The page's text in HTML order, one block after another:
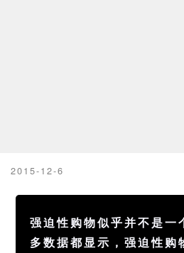
2015-12-6
强迫性购物似乎并不是一
多数据都显示，强迫性购